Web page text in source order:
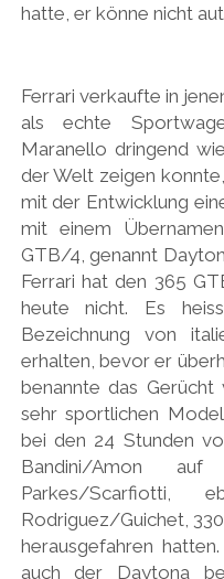
hatte, er könne nicht
Ferrari verkaufte in
als echte
Maranello dringend
der Welt zeigen
mit der Entwicklung
mit einem
GTB/4, genannt
Ferrari hat den 365
heute nicht. Es
Bezeichnung von
erhalten, bevor er
benannte das
sehr sportlichen
bei den 24 Stunden
Bandini/Amon
Parkes/
Rodriguez/Guichet,
herausgefahren
auch der Daytona